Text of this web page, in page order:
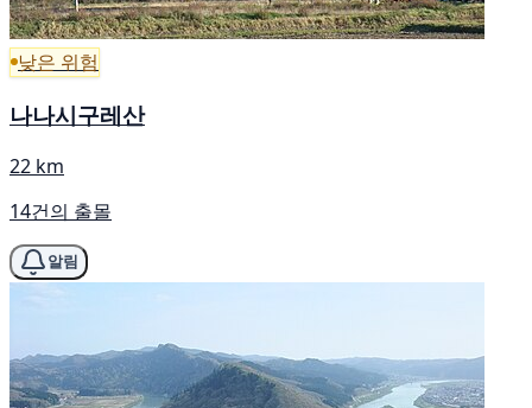
낮은 위험
나나시구레산
22 km
14건의 출몰
알림